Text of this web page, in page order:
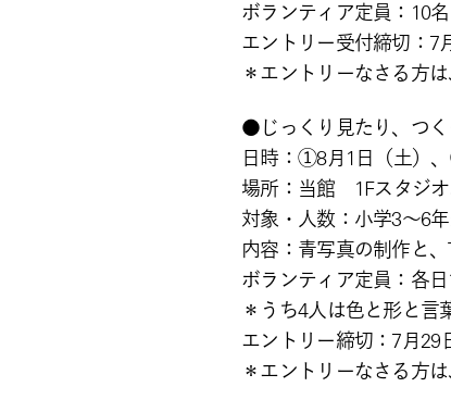
ボランティア定員：10名
エントリー受付締切：7
＊エントリーなさる方
●じっくり見たり、つ
日時：①8月1日（土）
場所：当館 1Fスタジオ
対象・人数：小学3～6
内容：青写真の制作と
ボランティア定員：各
＊うち4人は色と形と言
エントリー締切：7月29
＊エントリーなさる方